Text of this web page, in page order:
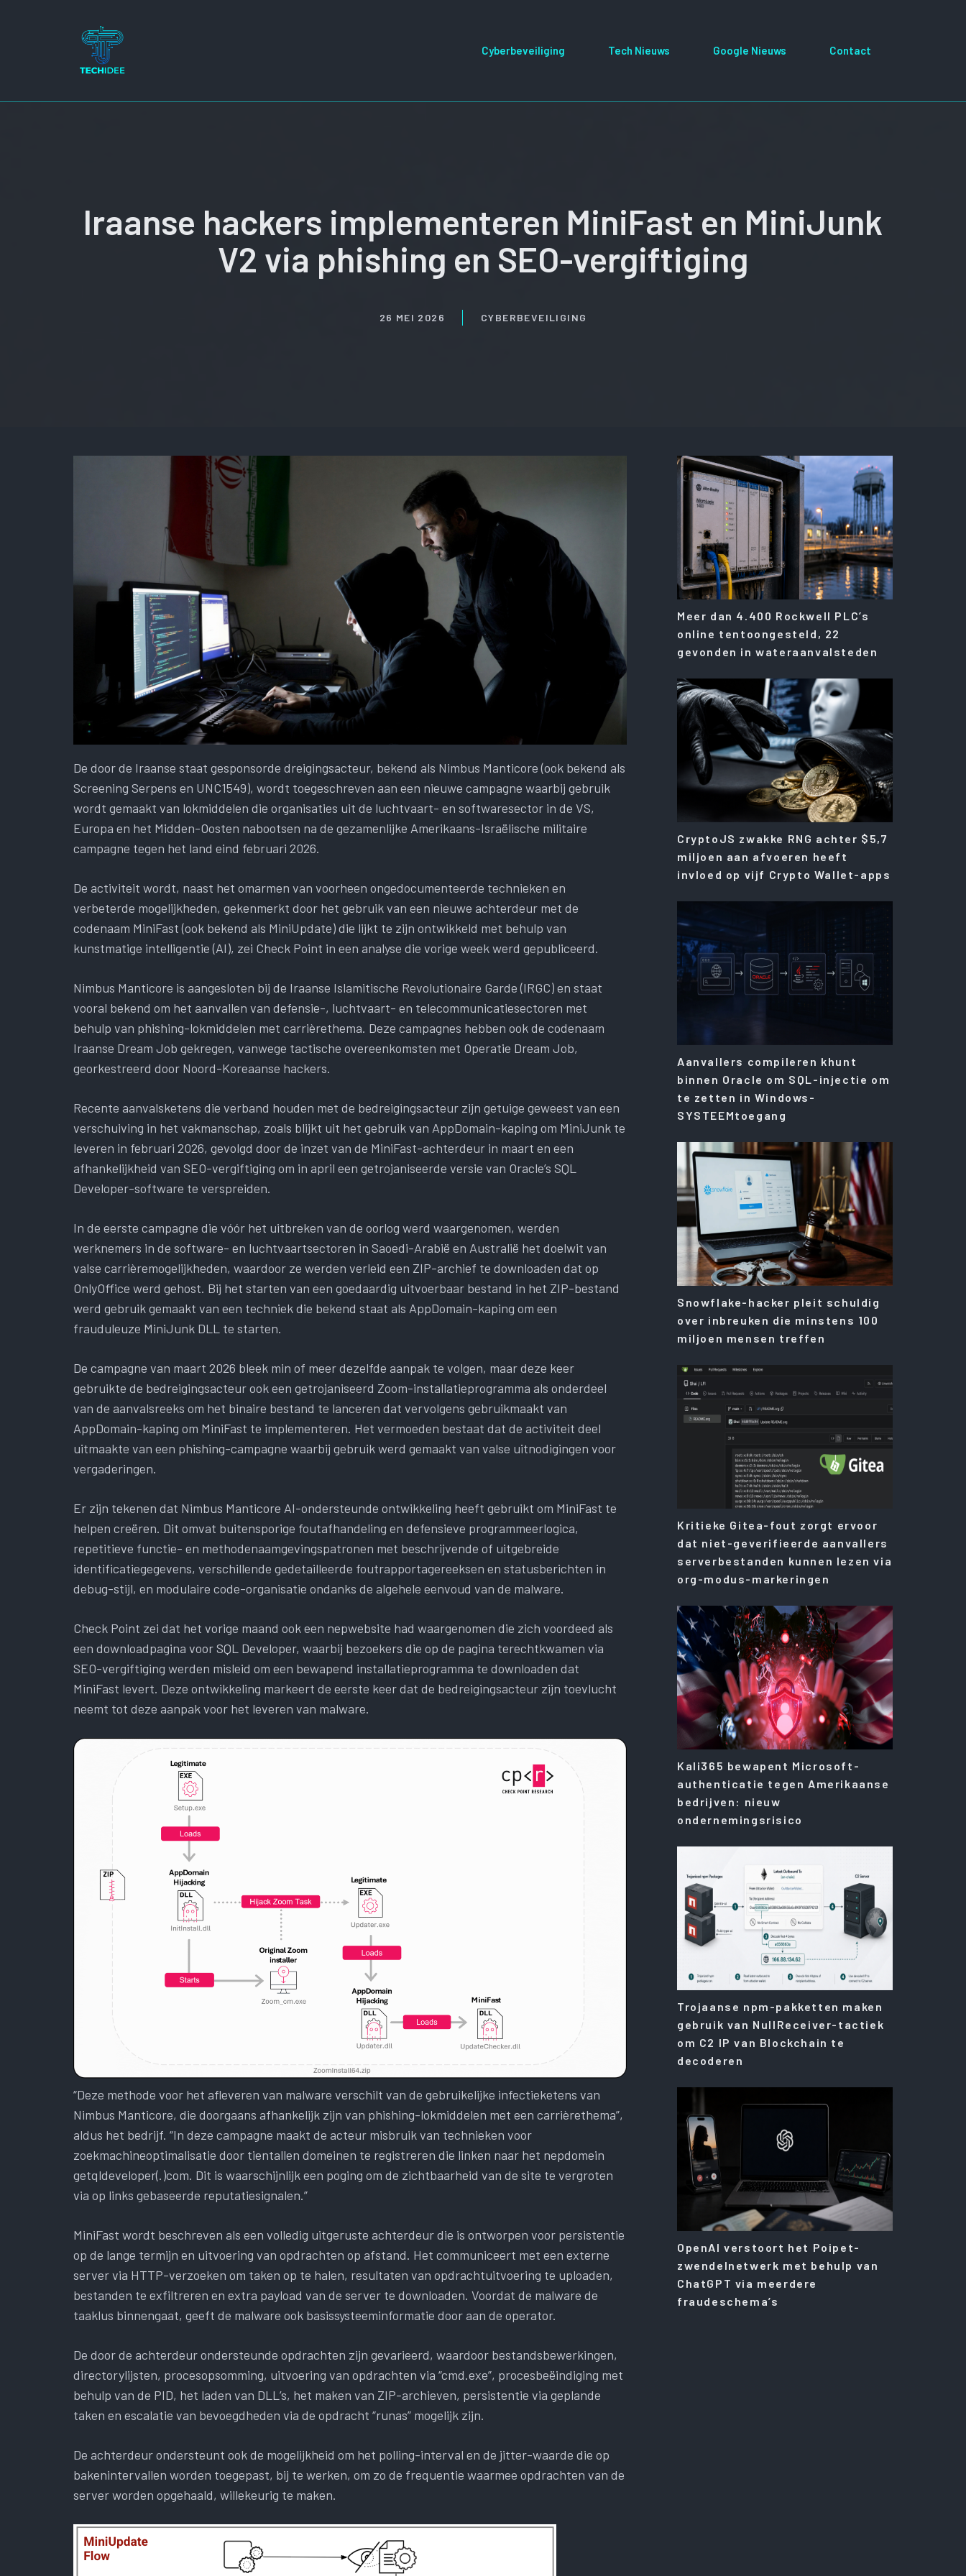
Cyberbeveiliging Tech Nieuws Google Nieuws Contact
Iraanse hackers implementeren MiniFast en MiniJunk
V2 via phishing en SEO-vergiftiging
26 MEI 2026 CYBERBEVEILIGING
De door de Iraanse staat gesponsorde dreigingsacteur, bekend als Nimbus Manticore (ook bekend als
Screening Serpens en UNC1549), wordt toegeschreven aan een nieuwe campagne waarbij gebruik
wordt gemaakt van lokmiddelen die organisaties uit de luchtvaart- en softwaresector in de VS,
Europa en het Midden-Oosten nabootsen na de gezamenlijke Amerikaans-Israëlische militaire
campagne tegen het land eind februari 2026.
De activiteit wordt, naast het omarmen van voorheen ongedocumenteerde technieken en
verbeterde mogelijkheden, gekenmerkt door het gebruik van een nieuwe achterdeur met de
codenaam MiniFast (ook bekend als MiniUpdate) die lijkt te zijn ontwikkeld met behulp van
kunstmatige intelligentie (AI), zei Check Point in een analyse die vorige week werd gepubliceerd.
Nimbus Manticore is aangesloten bij de Iraanse Islamitische Revolutionaire Garde (IRGC) en staat
vooral bekend om het aanvallen van defensie-, luchtvaart- en telecommunicatiesectoren met
behulp van phishing-lokmiddelen met carrièrethema. Deze campagnes hebben ook de codenaam
Iraanse Dream Job gekregen, vanwege tactische overeenkomsten met Operatie Dream Job,
georkestreerd door Noord-Koreaanse hackers.
Recente aanvalsketens die verband houden met de bedreigingsacteur zijn getuige geweest van een
verschuiving in het vakmanschap, zoals blijkt uit het gebruik van AppDomain-kaping om MiniJunk te
leveren in februari 2026, gevolgd door de inzet van de MiniFast-achterdeur in maart en een
afhankelijkheid van SEO-vergiftiging om in april een getrojaniseerde versie van Oracle’s SQL
Developer-software te verspreiden.
In de eerste campagne die vóór het uitbreken van de oorlog werd waargenomen, werden
werknemers in de software- en luchtvaartsectoren in Saoedi-Arabië en Australië het doelwit van
valse carrièremogelijkheden, waardoor ze werden verleid een ZIP-archief te downloaden dat op
OnlyOffice werd gehost. Bij het starten van een goedaardig uitvoerbaar bestand in het ZIP-bestand
werd gebruik gemaakt van een techniek die bekend staat als AppDomain-kaping om een ​​
frauduleuze MiniJunk DLL te starten.
De campagne van maart 2026 bleek min of meer dezelfde aanpak te volgen, maar deze keer
gebruikte de bedreigingsacteur ook een getrojaniseerd Zoom-installatieprogramma als onderdeel
van de aanvalsreeks om het binaire bestand te lanceren dat vervolgens gebruikmaakt van
AppDomain-kaping om MiniFast te implementeren. Het vermoeden bestaat dat de activiteit deel
uitmaakte van een phishing-campagne waarbij gebruik werd gemaakt van valse uitnodigingen voor
vergaderingen.
Er zijn tekenen dat Nimbus Manticore AI-ondersteunde ontwikkeling heeft gebruikt om MiniFast te
helpen creëren. Dit omvat buitensporige foutafhandeling en defensieve programmeerlogica,
repetitieve functie- en methodenaamgevingspatronen met beschrijvende of uitgebreide
identificatiegegevens, verschillende gedetailleerde foutrapportagereeksen en statusberichten in
debug-stijl, en modulaire code-organisatie ondanks de algehele eenvoud van de malware.
Check Point zei dat het vorige maand ook een nepwebsite had waargenomen die zich voordeed als
een downloadpagina voor SQL Developer, waarbij bezoekers die op de pagina terechtkwamen via
SEO-vergiftiging werden misleid om een ​​bewapend installatieprogramma te downloaden dat
MiniFast levert. Deze ontwikkeling markeert de eerste keer dat de bedreigingsacteur zijn toevlucht
neemt tot deze aanpak voor het leveren van malware.
“Deze methode voor het afleveren van malware verschilt van de gebruikelijke infectieketens van
Nimbus Manticore, die doorgaans afhankelijk zijn van phishing-lokmiddelen met een carrièrethema”,
aldus het bedrijf. “In deze campagne maakt de acteur misbruik van technieken voor
zoekmachineoptimalisatie door tientallen domeinen te registreren die linken naar het nepdomein
getqldeveloper(.)com. Dit is waarschijnlijk een poging om de zichtbaarheid van de site te vergroten
via op links gebaseerde reputatiesignalen.”
MiniFast wordt beschreven als een volledig uitgeruste achterdeur die is ontworpen voor persistentie
op de lange termijn en uitvoering van opdrachten op afstand. Het communiceert met een externe
server via HTTP-verzoeken om taken op te halen, resultaten van opdrachtuitvoering te uploaden,
bestanden te exfiltreren en extra payload van de server te downloaden. Voordat de malware de
taaklus binnengaat, geeft de malware ook basissysteeminformatie door aan de operator.
De door de achterdeur ondersteunde opdrachten zijn gevarieerd, waardoor bestandsbewerkingen,
directorylijsten, procesopsomming, uitvoering van opdrachten via “cmd.exe”, procesbeëindiging met
behulp van de PID, het laden van DLL’s, het maken van ZIP-archieven, persistentie via geplande
taken en escalatie van bevoegdheden via de opdracht “runas” mogelijk zijn.
De achterdeur ondersteunt ook de mogelijkheid om het polling-interval en de jitter-waarde die op
bakenintervallen worden toegepast, bij te werken, om zo de frequentie waarmee opdrachten van de
server worden opgehaald, willekeurig te maken.
Meer dan 4.400 Rockwell PLC’s
online tentoongesteld, 22
gevonden in wateraanvalsteden
CryptoJS zwakke RNG achter $5,7
miljoen aan afvoeren heeft
invloed op vijf Crypto Wallet-apps
Aanvallers compileren khunt
binnen Oracle om SQL-injectie om
te zetten in Windows-
SYSTEEMtoegang
Snowflake-hacker pleit schuldig
over inbreuken die minstens 100
miljoen mensen treffen
Kritieke Gitea-fout zorgt ervoor
dat niet-geverifieerde aanvallers
serverbestanden kunnen lezen via
org-modus-markeringen
Kali365 bewapent Microsoft-
authenticatie tegen Amerikaanse
bedrijven: nieuw
ondernemingsrisico
Trojaanse npm-pakketten maken
gebruik van NullReceiver-tactiek
om C2 IP van Blockchain te
decoderen
OpenAI verstoort het Poipet-
zwendelnetwerk met behulp van
ChatGPT via meerdere
fraudeschema’s